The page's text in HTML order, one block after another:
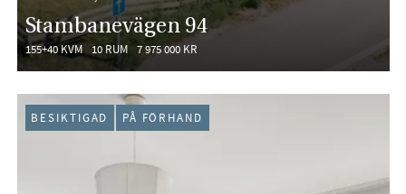
Stambanevägen 94
155+40 KVM 10 RUM 7 975 000 KR
BESIKTIGAD PÅ FÖRHAND